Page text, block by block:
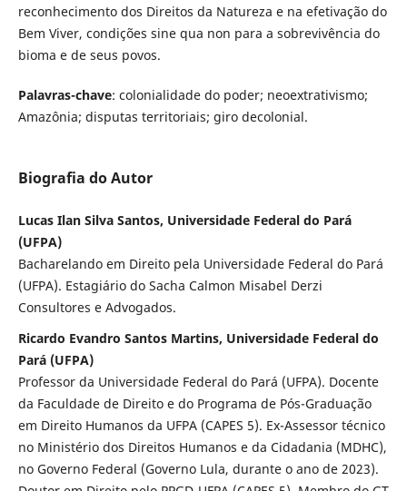
reconhecimento dos Direitos da Natureza e na efetivação do
Bem Viver, condições sine qua non para a sobrevivência do
bioma e de seus povos.
Palavras-chave: colonialidade do poder; neoextrativismo;
Amazônia; disputas territoriais; giro decolonial.
Biografia do Autor
Lucas Ilan Silva Santos, Universidade Federal do Pará
(UFPA)
Bacharelando em Direito pela Universidade Federal do Pará
(UFPA). Estagiário do Sacha Calmon Misabel Derzi
Consultores e Advogados.
Ricardo Evandro Santos Martins, Universidade Federal do
Pará (UFPA)
Professor da Universidade Federal do Pará (UFPA). Docente
da Faculdade de Direito e do Programa de Pós-Graduação
em Direito Humanos da UFPA (CAPES 5). Ex-Assessor técnico
no Ministério dos Direitos Humanos e da Cidadania (MDHC),
no Governo Federal (Governo Lula, durante o ano de 2023).